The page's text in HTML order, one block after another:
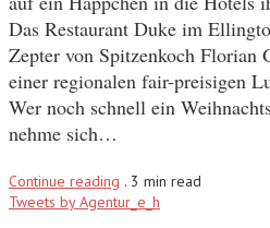
Das Restaurant Duke im
Zepter von Spitzenkoch Florian
einer regionalen fair-preisigen
Wer noch schnell ein
nehme sich…
Continue reading . 3 min read
Tweets by Agentur_e_h